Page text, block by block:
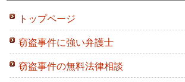
トップページ
窃盗事件に強い弁護士
窃盗事件の無料法律相談